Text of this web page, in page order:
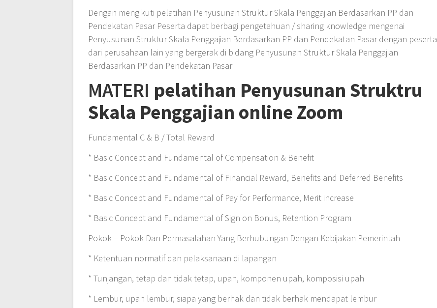
Dengan mengikuti pelatihan Penyusunan Struktur Skala Penggajian Berdasarkan PP dan
Pendekatan Pasar Peserta dapat berbagi pengetahuan / sharing knowledge mengenai
Penyusunan Struktur Skala Penggajian Berdasarkan PP dan Pendekatan Pasar dengan peserta
dari perusahaan lain yang bergerak di bidang Penyusunan Struktur Skala Penggajian
Berdasarkan PP dan Pendekatan Pasar
MATERI pelatihan Penyusunan Struktru
Skala Penggajian online Zoom
Fundamental C & B / Total Reward
* Basic Concept and Fundamental of Compensation & Benefit
* Basic Concept and Fundamental of Financial Reward, Benefits and Deferred Benefits
* Basic Concept and Fundamental of Pay for Performance, Merit increase
* Basic Concept and Fundamental of Sign on Bonus, Retention Program
Pokok – Pokok Dan Permasalahan Yang Berhubungan Dengan Kebijakan Pemerintah
* Ketentuan normatif dan pelaksanaan di lapangan
* Tunjangan, tetap dan tidak tetap, upah, komponen upah, komposisi upah
* Lembur, upah lembur, siapa yang berhak dan tidak berhak mendapat lembur